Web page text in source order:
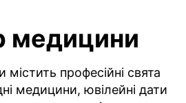
медицини
професійні свята
медицини, ювілейні дати